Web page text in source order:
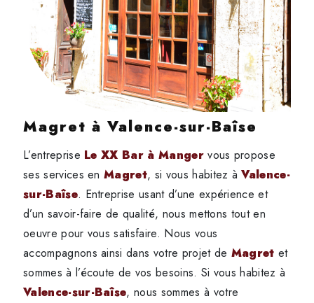
Magret à Valence-sur-Baîse
L’entreprise Le XX Bar à Mangervous propose
ses services enMagret, si vous habitez àValence-
sur-Baîse. Entreprise usant d’une expérience et
d’un savoir-faire de qualité, nous mettons tout en
oeuvre pour vous satisfaire. Nous vous
accompagnons ainsi dans votre projet de Magret et
sommes à l’écoute de vos besoins. Si vous habitez à
Valence-sur-Baîse, nous sommes à votre